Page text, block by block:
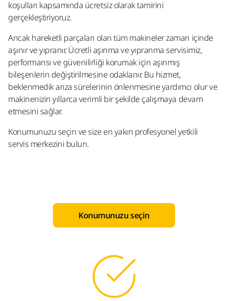
koşulları kapsamında ücretsiz olarak tamirini
gerçekleştiriyoruz. ​
Ancak hareketli parçaları olan tüm makineler zaman içinde
aşınır ve yıpranır. Ücretli aşınma ve yıpranma servisimiz,
performansı ve güvenilirliği korumak için aşınmış
bileşenlerin değiştirilmesine odaklanır. Bu hizmet,
beklenmedik arıza sürelerinin önlenmesine yardımcı olur ve
makinenizin yıllarca verimli bir şekilde çalışmaya devam
etmesini sağlar.​
Konumunuzu seçin ve size en yakın profesyonel yetkili
servis merkezini bulun.
Konumunuzu seçin